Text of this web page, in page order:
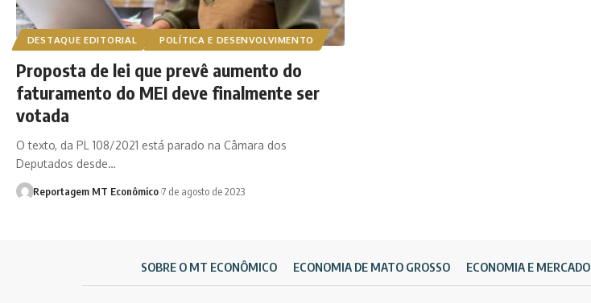
DESTAQUE EDITORIAL POLÍTICA E DESENVOLVIMENTO
Proposta de lei que prevê aumento do
faturamento do MEI deve finalmente ser
votada
O texto, da PL 108/2021 está parado na Câmara dos
Deputados desde…
Reportagem MT Econômico 7 de agosto de 2023
SOBRE O MT ECONÔMICO ECONOMIA DE MATO GROSSO ECONOMIA E MERCADO